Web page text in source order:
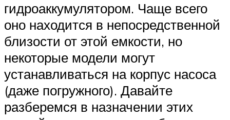
гидроаккумулятором. Чаще всего
оно находится в непосредственной
близости от этой емкости, но
некоторые модели могут
устанавливаться на корпус насоса
(даже погружного). Давайте
разберемся в назначении этих